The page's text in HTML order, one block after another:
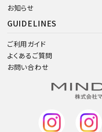
お知らせ
GUIDELINES
ご利用ガイド
よくあるご質問
お問い合わせ